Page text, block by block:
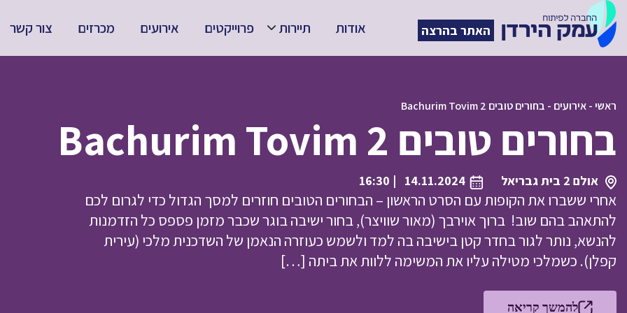
האתר בהרצה אודות תיירות פרוייקטים אירועים מכרזים צור קשר
ראשי-אירועים - בחורים טובים Bachurim Tovim 2
בחורים טובים Bachurim Tovim 2
אולם 2 בית גבריאל 14.11.2024
| 16:30
אחרי ששברו את הקופות עם הסרט הראשון – הבחורים הטובים חוזרים למסך הגדול כדי לגרום לכם
להתאהב בהם שוב! ברוך אוירבך (מאור שוויצר), בחור ישיבה בוגר שכבר מזמן פספס כל הזדמנות
להנשא, נותר לגור בחדר קטן בישיבה בה למד ולשמש כעוזרה הנאמן של השדכנית מלכי (עירית
קפלן). כשמלכי מטילה עליו את המשימה ללוות את ביתה […]
להמשך קריאה